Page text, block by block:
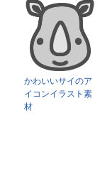
かわいいサイのア
イコンイラスト素
材